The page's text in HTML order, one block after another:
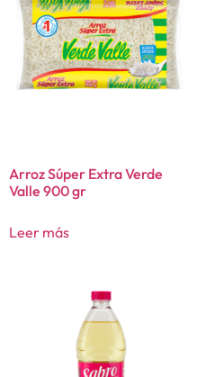
Arroz Súper Extra Verde
Valle 900 gr
Leer más